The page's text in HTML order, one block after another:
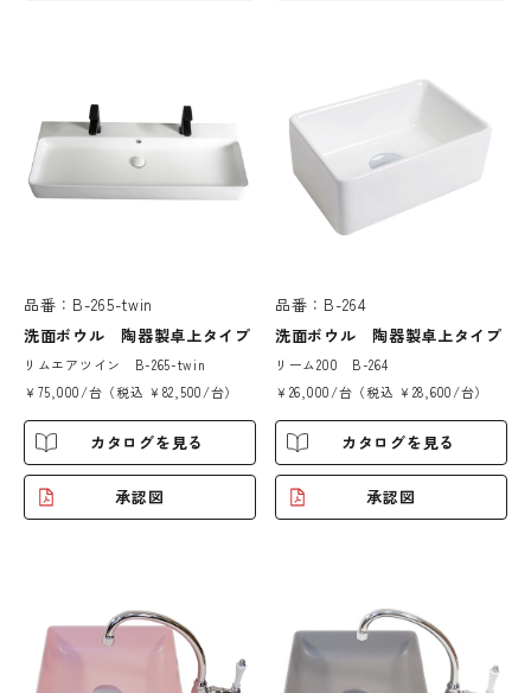
品番：B-265-twin
洗面ボウル 陶器製卓上タイプ
リムエアツイン B-265-twin
￥75,000/台（税込 ￥82,500/台）
カタログを見る
承認図
品番：B-264
洗面ボウル 陶器製卓上タイプ
リーム200 B-264
￥26,000/台（税込 ￥28,600/台）
カタログを見る
承認図